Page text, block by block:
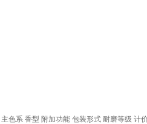
主色系 香型 附加功能 包装形式 耐磨等级 计